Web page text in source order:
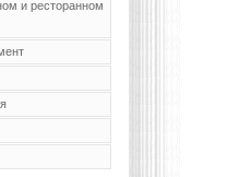
и ресторанном